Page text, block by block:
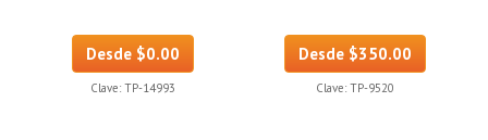
Desde $0.00
Clave: TP-14993
Desde $350.00
Clave: TP-9520